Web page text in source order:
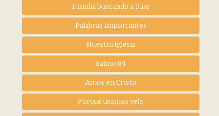
Familia buscando a Dios
Palabras Importantes
Nuestra Iglesia
Salmo 84
Amor en Cristo
Porque usamos velo